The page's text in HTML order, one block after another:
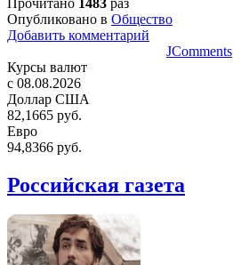
Опубликовано в Общество
Добавить комментарий
JComments
Курсы валют
c 08.08.2026
Доллар США
82,1665 руб.
Евро
94,8366 руб.
Российская газета